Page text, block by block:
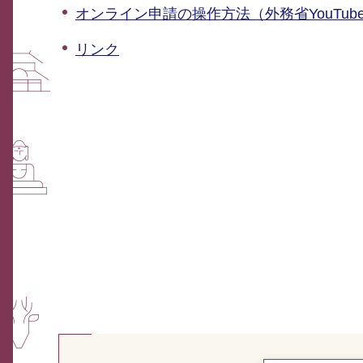
オンライン申請の操作方法（外務省
リンク